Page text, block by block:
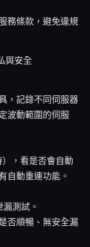
務條款，避免違規
與安全
，記錄不同伺服器
波動範圍的伺服
，看是否會自動
自動重連功能。
測試。
否順暢、無安全漏